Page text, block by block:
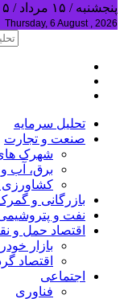
پنجشنبه / ۱۵ مرداد / ۱۴۰۵
Thursday, 6 August , 2026
تحلیل‌ سرمایه
صنعت و تجارت
شهرک
برق، آب
کشاورزی
بازرگانی و
نفت و
اقتصاد حمل و
بازار
اقتصاد
اجتماعی
فناوری